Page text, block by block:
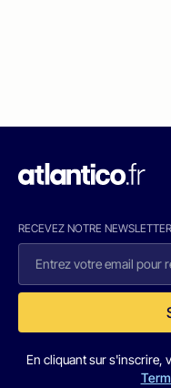
RECEVEZ NOTRE NEWSLETTER
En cliquant sur s'inscrire,